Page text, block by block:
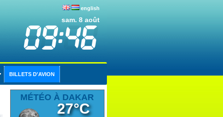
english
sam. 8 août
BILLETS D'AVION
MÉTÉO À DAKAR
27°C